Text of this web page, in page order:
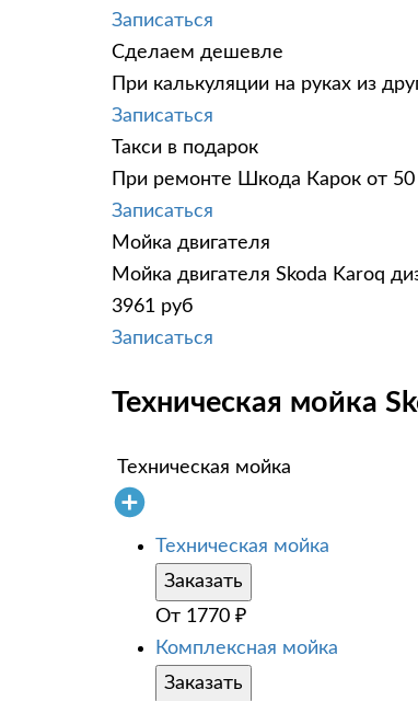
Записаться
Сделаем дешевле
При калькуляции на руках из
Записаться
Такси в подарок
При ремонте Шкода Карок от
Записаться
Мойка двигателя
Мойка двигателя Skoda Karoq
3961 руб
Записаться
Техническая мойка
Техническая мойка
Техническая мойка
Заказать
От 1770 ₽
Комплексная мойка
Заказать